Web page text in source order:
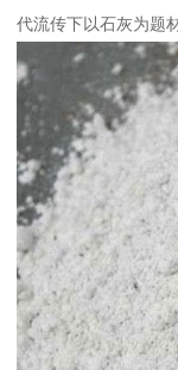
代流传下以石灰为题